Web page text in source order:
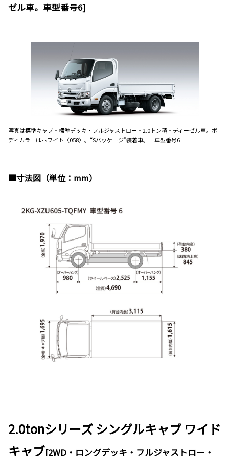
ゼル車。車型番号6]
写真は標準キャブ・標準デッキ・フルジャストロー・2.0トン積・ディーゼル車。ボ
ディカラーはホワイト〈058〉。“Sパッケージ”装着車。 車型番号6
■寸法図（単位：mm）
2.0tonシリーズ シングルキャブ ワイド
キャブ[2WD・ロングデッキ・フルジャストロー・